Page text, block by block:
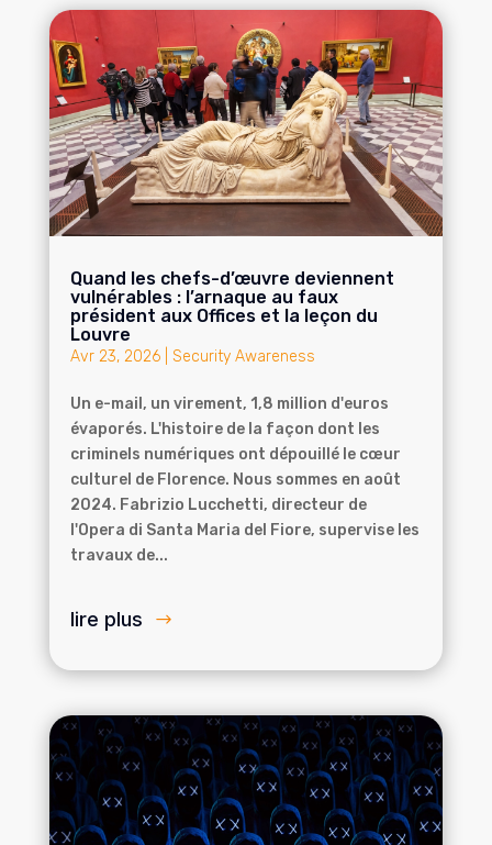
Quand les chefs-d’œuvre deviennent
vulnérables : l’arnaque au faux
président aux Offices et la leçon du
Louvre
Avr 23, 2026| Security Awareness
Un e-mail, un virement, 1,8 million d'euros
évaporés. L'histoire de la façon dont les
criminels numériques ont dépouillé le cœur
culturel de Florence. Nous sommes en août
2024. Fabrizio Lucchetti, directeur de
l'Opera di Santa Maria del Fiore, supervise les
travaux de...
lire plus